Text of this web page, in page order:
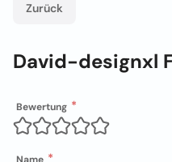
Zurück
David-designxl
Bewertung